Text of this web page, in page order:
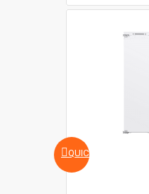
QUICKVIEW